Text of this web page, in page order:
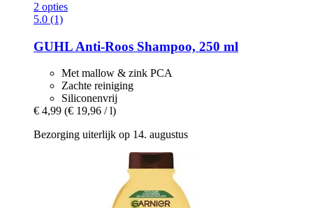
2 opties
5.0 (1)
GUHL Anti-​Roos Shampoo, 250 ml
Met mallow & zink PCA
Zachte reiniging
Siliconenvrij
€ 4,99 (€ 19,96 / l)
Bezorging uiterlijk op 14. augustus